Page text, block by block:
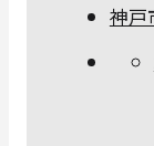
神戸